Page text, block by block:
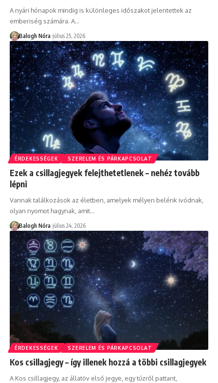
A nyári hónapok mindig is különleges időszakot jelentettek az
emberiség számára. A…
Balogh Nóra július 25, 2026
ÉRDEKESSÉGEK SZERELEM ÉS PÁRKAPCSOLAT
Ezek a csillagjegyek felejthetetlenek – nehéz tovább
lépni
Vannak találkozások az életben, amelyek mélyen belénk ivódnak,
olyan nyomot hagynak, amit…
Balogh Nóra július 24, 2026
ÉRDEKESSÉGEK SZERELEM ÉS PÁRKAPCSOLAT
Kos csillagjegy – így illenek hozzá a többi csillagjegyek
A Kos csillagjegy, az állatöv első jegye, egy tűzről pattant,